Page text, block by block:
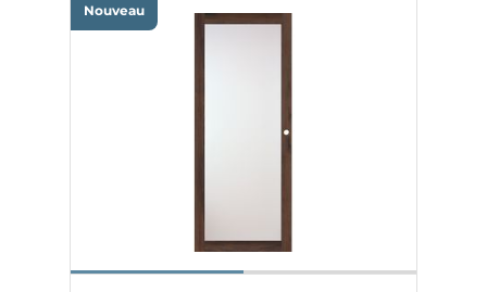
Nouveau